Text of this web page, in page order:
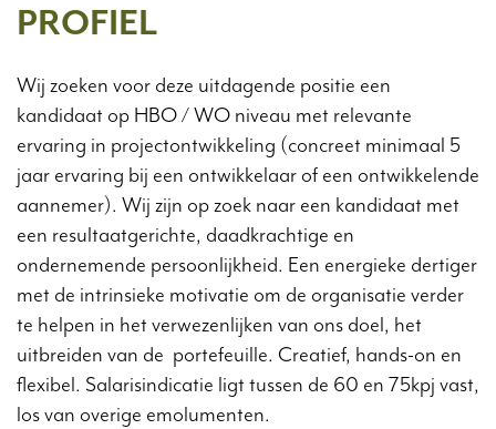
PROFIEL
Wij zoeken voor deze uitdagende positie een
kandidaat op HBO / WO niveau met relevante
ervaring in projectontwikkeling (concreet minimaal 5
jaar ervaring bij een ontwikkelaar of een ontwikkelende
aannemer). Wij zijn op zoek naar een kandidaat met
een resultaatgerichte, daadkrachtige en
ondernemende persoonlijkheid. Een energieke dertiger
met de intrinsieke motivatie om de organisatie verder
te helpen in het verwezenlijken van ons doel, het
uitbreiden van de portefeuille. Creatief, hands-on en
flexibel. Salarisindicatie ligt tussen de 60 en 75kpj vast,
los van overige emolumenten.